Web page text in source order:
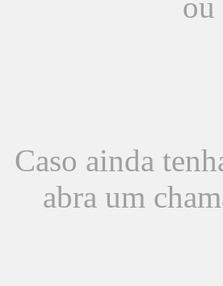
ou
Caso ainda
abra um